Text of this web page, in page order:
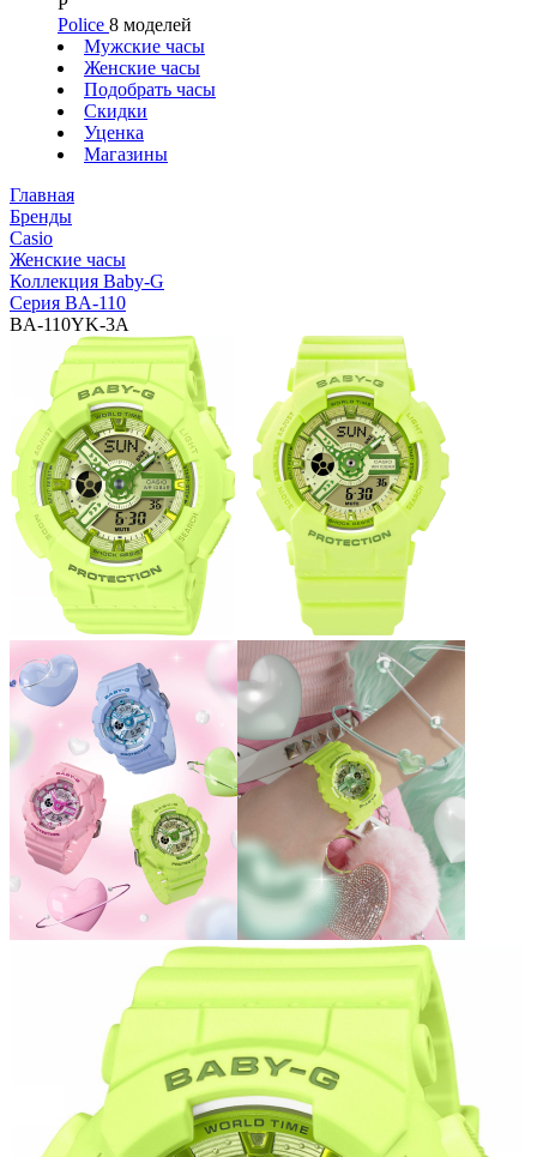
Police 8 моделей
Мужские часы
Женские часы
Подобрать часы
Скидки
Уценка
Магазины
Главная
Бренды
Casio
Женские часы
Коллекция Baby-G
Серия BA-110
BA-110YK-3A